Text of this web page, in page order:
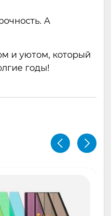
А
и уютом, который
годы!